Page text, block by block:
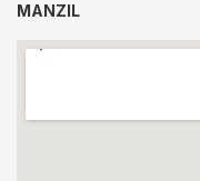
MANZIL